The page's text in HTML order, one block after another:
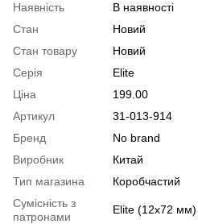
Наявність
В наявності
Стан
Новий
Стан товару
Новий
Серія
Elite
Ціна
199.00
Артикул
31-013-914
Бренд
No brand
Виробник
Китай
Тип магазина
Коробчастий
Сумісність з
патронами
Elite (12x72 мм)